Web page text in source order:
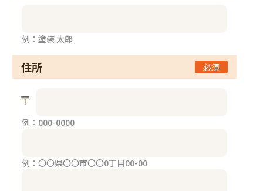
例：塗装 太郎
住所 必須
例：000-0000
例：〇〇県〇〇市〇〇0丁目00-00